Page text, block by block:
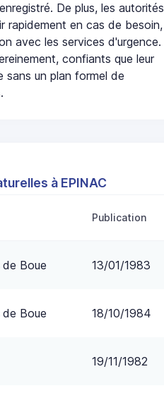
De plus, les autorités
rapidement en cas de besoin,
avec les services d'urgence.
confiants que leur
sans un plan formel de
à EPINAC
Publication
Boue 13/01/1983
Boue 18/10/1984
19/11/1982